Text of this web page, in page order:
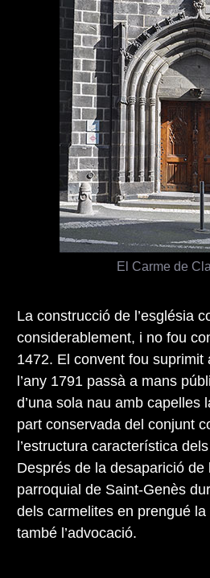
El Carme de
La construcció de l’església
considerablement, i no fou
1472. El convent fou suprimit
l’any 1791 passà a mans
d’una sola nau amb capelles
part conservada del conjunt
l’estructura característica
Després de la desaparició de
parroquial de Saint-Genès
dels carmelites en prengué la
també l’advocació.